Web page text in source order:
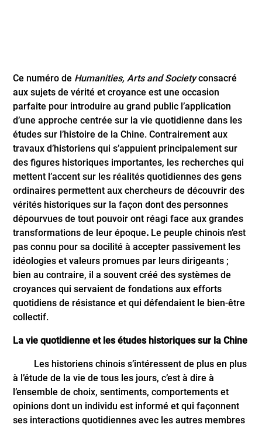
Ce numéro de Humanities, Arts and Societyconsacré
aux sujets de vérité et croyance est une occasion
parfaite pour introduire au grand public l’application
d’une approche centrée sur la vie quotidienne dans les
études sur l’histoire de la Chine. Contrairement aux
travaux d’historiens qui s’appuient principalement sur
des figures historiques importantes, les recherches qui
mettent l’accent sur les réalités quotidiennes des gens
ordinaires permettent aux chercheurs de découvrir des
vérités historiques sur la façon dont des personnes
dépourvues de tout pouvoir ont réagi face aux grandes
transformations de leur époque. Le peuple chinois n’est
pas connu pour sa docilité à accepter passivement les
idéologies et valeurs promues par leurs dirigeants ;
bien au contraire, il a souvent créé des systèmes de
croyances qui servaient de fondations aux efforts
quotidiens de résistance et qui défendaient le bien-être
collectif.
La vie quotidienne et les études historiques sur la Chine
Les historiens chinois s’intéressent de plus en plus
à l’étude de la vie de tous les jours, c’est à dire à
l’ensemble de choix, sentiments, comportements et
opinions dont un individu est informé et qui façonnent
ses interactions quotidiennes avec les autres membres